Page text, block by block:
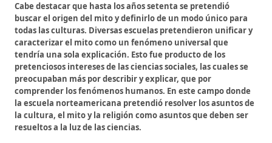
Cabe destacar que hasta los años setenta se pretendió
buscar el origen del mito y definirlo de un modo único para
todas las culturas. Diversas escuelas pretendieron unificar y
caracterizar el mito como un fenómeno universal que
tendría una sola explicación. Esto fue producto de los
pretenciosos intereses de las ciencias sociales, las cuales se
preocupaban más por describir y explicar, que por
comprender los fenómenos humanos. En este campo donde
la escuela norteamericana pretendió resolver los asuntos de
la cultura, el mito y la religión como asuntos que deben ser
resueltos a la luz de las ciencias.